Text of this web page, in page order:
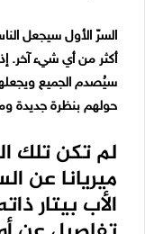
السرّ الأول سيجعل
أكثر من أي شيء آخر.
سيُصدم الجميع
حولهم بنظرة جديدة
لم تكن تلك
ميريانا عن
الأب بيتار